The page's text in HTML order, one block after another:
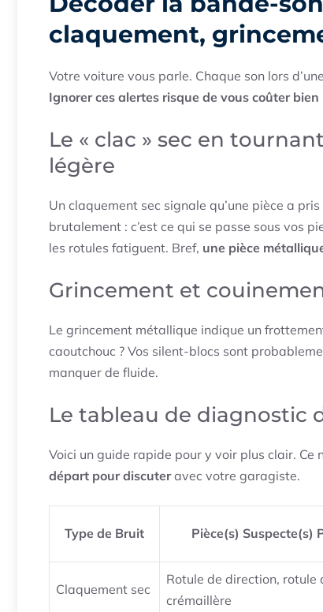
claquement,
Votre voiture vous parle. Chaque son lors
Ignorer ces alertes risque de vous coûter bien
Le « clac » sec en
légère
Un claquement sec signale qu’une pièce a
brutalement : c’est ce qui se passe sous vos
les rotules fatiguent. Bref, une pièce
Grincement et
Le grincement métallique indique un
caoutchouc ? Vos silent-blocs sont
manquer de fluide.
Le tableau de diagnostic
Voici un guide rapide pour y voir plus clair. Ce
départ pour discuteravec votre garagiste.
Type de Bruit Pièce(s) Suspecte(s)
Claquement sec
Rotule de direction, rotule
crémaillère